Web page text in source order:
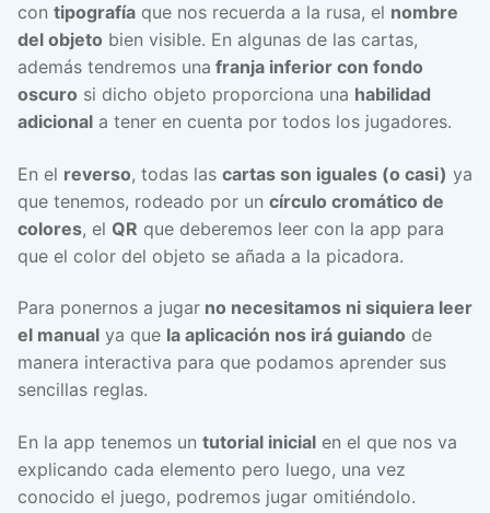
con tipografía que nos recuerda a la rusa, el nombre
del objeto bien visible. En algunas de las cartas,
además tendremos una franja inferior con fondo
oscuro si dicho objeto proporciona una habilidad
adicional a tener en cuenta por todos los jugadores.
En el reverso, todas las cartas son iguales (o casi) ya
que tenemos, rodeado por un círculo cromático de
colores, el QR que deberemos leer con la app para
que el color del objeto se añada a la picadora.
Para ponernos a jugar no necesitamos ni siquiera leer
el manual ya que la aplicación nos irá guiando de
manera interactiva para que podamos aprender sus
sencillas reglas.
En la app tenemos un tutorial inicial en el que nos va
explicando cada elemento pero luego, una vez
conocido el juego, podremos jugar omitiéndolo.